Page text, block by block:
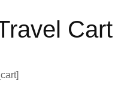
Cart